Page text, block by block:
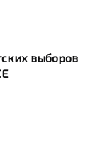
выборов